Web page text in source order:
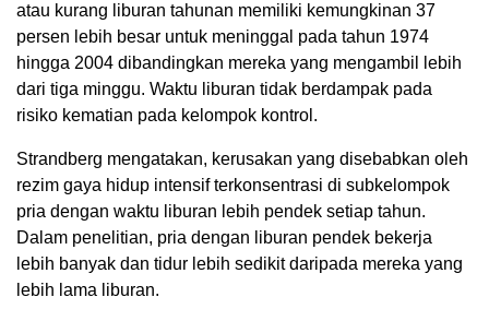
atau kurang liburan tahunan memiliki kemungkinan 37
persen lebih besar untuk meninggal pada tahun 1974
hingga 2004 dibandingkan mereka yang mengambil lebih
dari tiga minggu. Waktu liburan tidak berdampak pada
risiko kematian pada kelompok kontrol.
Strandberg mengatakan, kerusakan yang disebabkan oleh
rezim gaya hidup intensif terkonsentrasi di subkelompok
pria dengan waktu liburan lebih pendek setiap tahun.
Dalam penelitian, pria dengan liburan pendek bekerja
lebih banyak dan tidur lebih sedikit daripada mereka yang
lebih lama liburan.